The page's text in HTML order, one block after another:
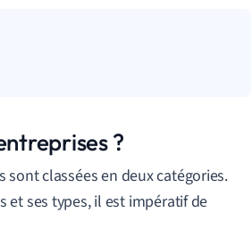
?
classées en deux catégories.
et ses types, il est impératif de